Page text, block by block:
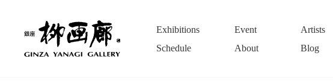
Exhibitions Event Artists
Schedule
About Blog